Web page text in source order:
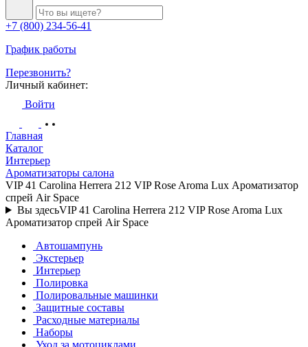
+7 (800) 234-56-41
График работы
Перезвонить?
Личный кабинет:
Войти
Главная
Каталог
Интерьер
Ароматизаторы салона
VIP 41 Carolina Herrera 212 VIP Rose Aroma Lux Ароматизатор
спрей Air Space
Вы здесьVIP 41 Carolina Herrera 212 VIP Rose Aroma Lux
Ароматизатор спрей Air Space
Автошампунь
Экстерьер
Интерьер
Полировка
Полировальные машинки
Защитные составы
Расходные материалы
Наборы
Уход за мотоциклами